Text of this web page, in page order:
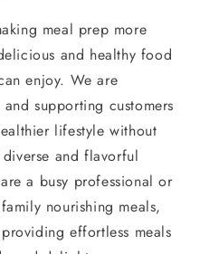
meal prep more
and healthy food
enjoy. We are
supporting customers
lifestyle without
and flavorful
a busy professional or
nourishing meals,
effortless meals